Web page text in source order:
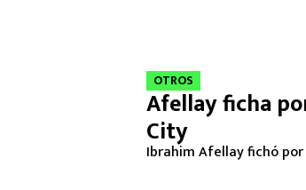
OTROS
Afellay ficha
City
Ibrahim Afellay fichó